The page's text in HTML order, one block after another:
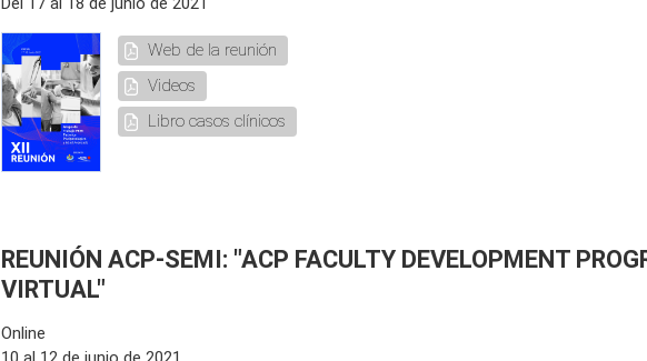
Web de la reunión
Videos
Libro casos clínicos
REUNIÓN ACP-SEMI: "ACP FACULTY DEVELOPMENT
VIRTUAL"
Online